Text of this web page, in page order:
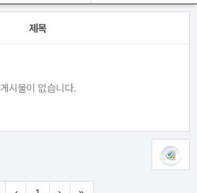
제목
게시물이 없습니다.